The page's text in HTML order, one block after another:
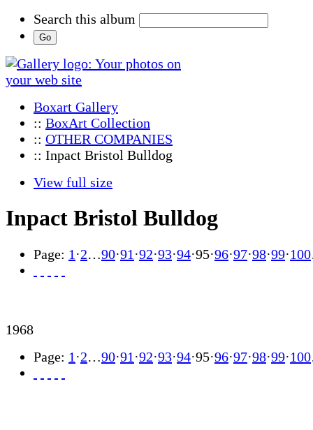
Search this album
Boxart Gallery
:: BoxArt Collection
:: OTHER COMPANIES
:: Inpact Bristol Bulldog
View full size
Inpact Bristol Bulldog
Page: 1 ·2…90·91 ·92·93·94·95·96·97·98·99·100
1968
Page: 1 ·2…90·91 ·92·93·94·95·96·97·98·99·100